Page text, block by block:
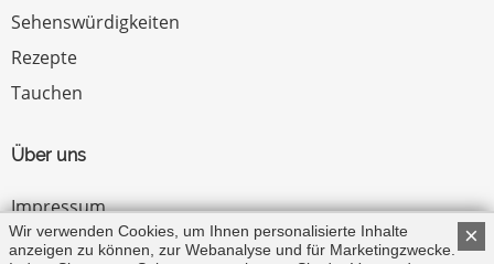
Sehenswürdigkeiten
Rezepte
Tauchen
Über uns
Impressum
Datenschutz
×
Wir verwenden Cookies, um Ihnen personalisierte Inhalte
anzeigen zu können, zur Webanalyse und für Marketingzwecke.